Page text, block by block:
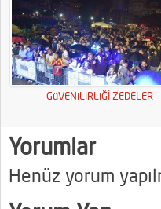
GüVENiLiRLiĞİ ZEDELER
Yorumlar
Henüz yorum